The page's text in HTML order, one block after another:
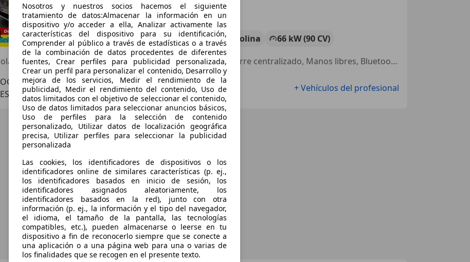
06/2019 49.287 km Gasolina
66 kW (90 CV)
Techo solar, Llantas de aleación, Ordenador, Airbag del conductor, Cierre centralizado, Manos libres, Bluetooth, Airbags laterales
OCASIONPLUS GANDIA
ES-46702 Gandia
+ Vehículos del profesional
Nosotros y nuestros socios hacemos el siguiente
tratamiento de datos:Almacenar la información en un
dispositivo y/o acceder a ella, Analizar activamente las
características del dispositivo para su identificación,
Comprender al público a través de estadísticas o a través
de la combinación de datos procedentes de diferentes
fuentes, Crear perfiles para publicidad personalizada,
Crear un perfil para personalizar el contenido, Desarrollo y
mejora de los servicios, Medir el rendimiento de la
publicidad, Medir el rendimiento del contenido, Uso de
datos limitados con el objetivo de seleccionar el contenido,
Uso de datos limitados para seleccionar anuncios básicos,
Uso de perfiles para la selección de contenido
personalizado, Utilizar datos de localización geográfica
precisa, Utilizar perfiles para seleccionar la publicidad
personalizada
Las cookies, los identificadores de dispositivos o los
identificadores online de similares características (p. ej.,
los identificadores basados en inicio de sesión, los
identificadores asignados aleatoriamente, los
identificadores basados en la red), junto con otra
información (p. ej., la información y el tipo del navegador,
el idioma, el tamaño de la pantalla, las tecnologías
compatibles, etc.), pueden almacenarse o leerse en tu
dispositivo a fin de reconocerlo siempre que se conecte a
una aplicación o a una página web para una o varias de
los finalidades que se recogen en el presente texto.